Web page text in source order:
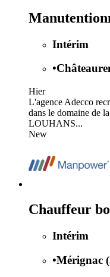
Intérim
•
Hier
L'agence Adecco
dans le domaine de
LOUHANS...
New
Chauffeur
Intérim
•Mérignac